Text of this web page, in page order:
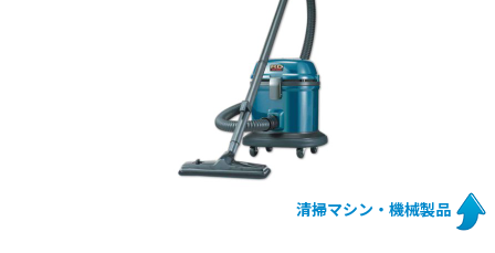
清掃マシン・機械製品